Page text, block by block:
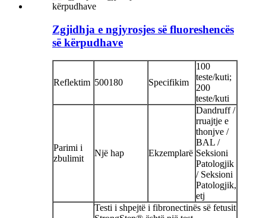
Zgjidhja e ngjyrosjes së fluoreshencës
së kërpudhave
Reflektim 500180 Specifikim
100
teste/kuti;
200
teste/kuti
Parimi i
zbulimit
Një hap Ekzemplarë
Dandruff /
rruajtje e
thonjve /
BAL /
Seksioni
Patologjik
/ Seksioni
Patologjik,
etj
Testi i shpejtë i fibronectinës së fetusit